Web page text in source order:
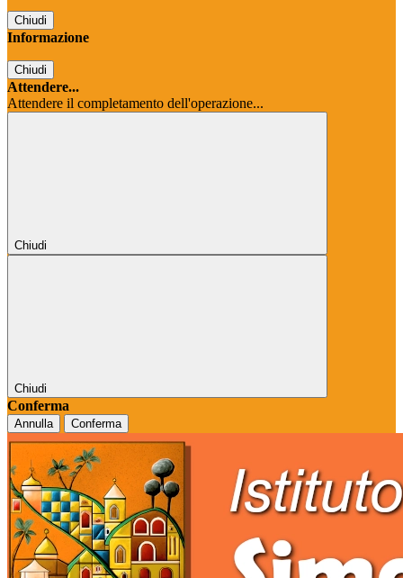
Chiudi
Informazione
Chiudi
Attendere...
Attendere il completamento dell'operazione...
Chiudi
Chiudi
Conferma
Annulla Conferma